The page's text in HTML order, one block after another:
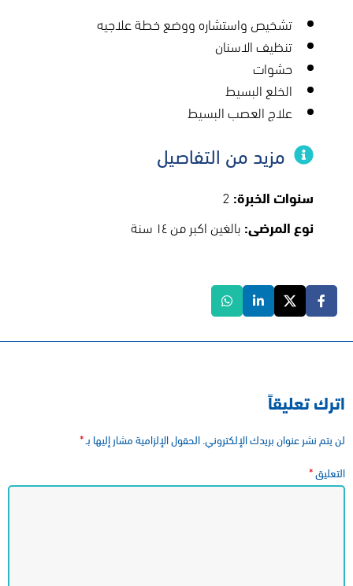
تشخيص واستشاره ووضع خطة علاجيه
تنظيف الاسنان
حشوات
الخلع البسيط
علاج العصب البسيط
مزيد من التفاصيل
سنوات الخبرة: 2
نوع المرضى:بالغين اكبر من ١٤ سنة
اترك تعليقاً
لن يتم نشر عنوان بريدك الإلكتروني. الحقول الإلزامية مشار إليها بـ *
التعليق*